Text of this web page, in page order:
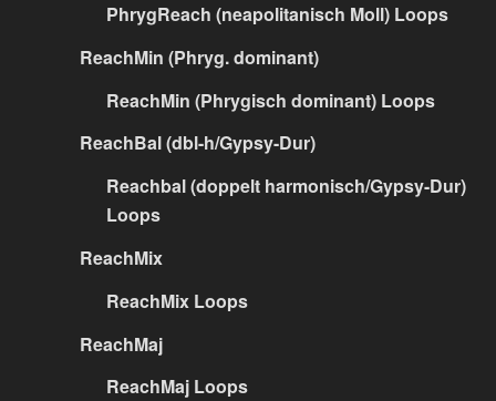
PhrygReach (neapolitanisch Moll) Loops
ReachMin (Phryg. dominant)
ReachMin (Phrygisch dominant) Loops
ReachBal (dbl-h/Gypsy-Dur)
Reachbal (doppelt harmonisch/Gypsy-Dur)
Loops
ReachMix
ReachMix Loops
ReachMaj
ReachMaj Loops